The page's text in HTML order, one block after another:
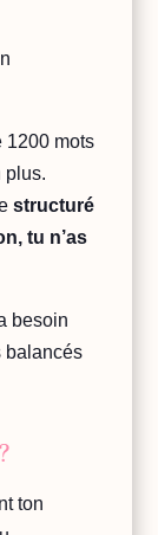
1200 mots
plus.
structuré
tu n’as
besoin
balancés
ton